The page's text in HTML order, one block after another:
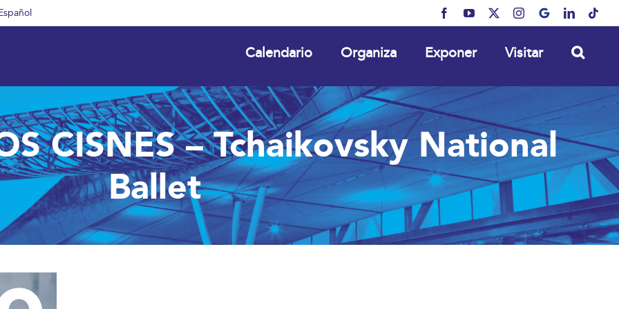
FacebookYouTube Instagram
MyBusinessLinkedIn
Calendario Organiza Exponer Visitar
CISNES – Tchaikovsky National
Ballet